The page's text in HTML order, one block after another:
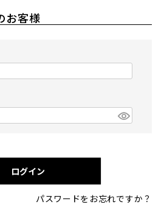
お客様
ログイン
パスワードをお忘れですか？